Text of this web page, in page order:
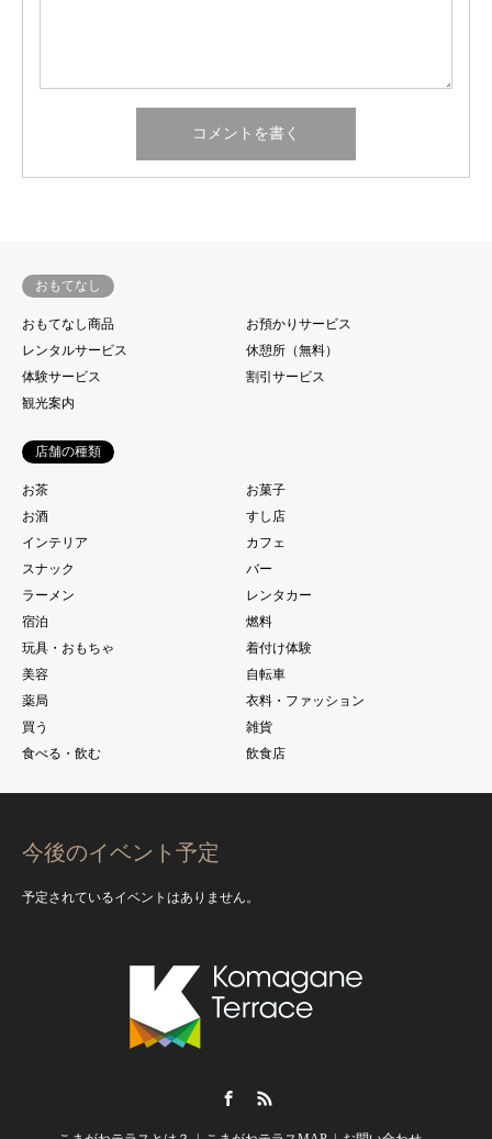
おもてなし
おもてなし商品
お預かりサービス
レンタルサービス
休憩所（無料）
体験サービス
割引サービス
観光案内
店舗の種類
お茶
お菓子
お酒
すし店
インテリア
カフェ
スナック
バー
ラーメン
レンタカー
宿泊
燃料
玩具・おもちゃ
着付け体験
美容
自転車
薬局
衣料・ファッション
買う
雑貨
食べる・飲む
飲食店
今後のイベント予定
予定されているイベントはありません。